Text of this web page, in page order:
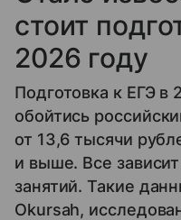
стоит
2026 году
Подготовка к ЕГЭ в
обойтись
от 13,6 тысячи
и выше. Все
занятий. Такие
Okursah,